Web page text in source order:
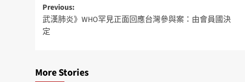
Previous:
武漢肺炎》WHO罕見正面回應台灣參與案：由會員國決
定
More Stories